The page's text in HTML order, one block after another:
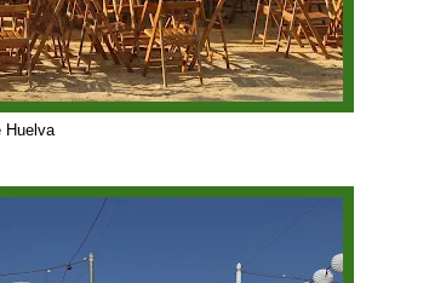
Huelva